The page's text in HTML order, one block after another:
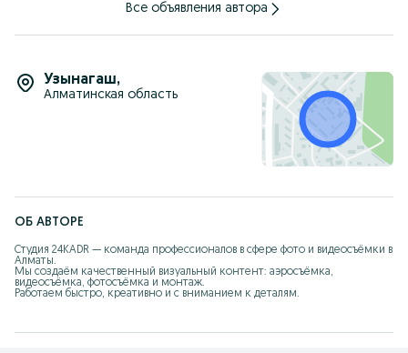
Все объявления автора
Узынагаш,
Алматинская область
ОБ АВТОРЕ
Студия 24KADR — команда профессионалов в сфере фото и видеосъёмки в
Алматы.
Мы создаём качественный визуальный контент: аэросъёмка,
видеосъёмка, фотосъёмка и монтаж.
Работаем быстро, креативно и с вниманием к деталям.